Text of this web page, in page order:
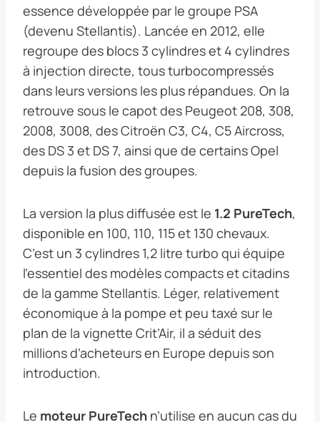
essence développée par le groupe PSA
(devenu Stellantis). Lancée en 2012, elle
regroupe des blocs 3 cylindres et 4 cylindres
à injection directe, tous turbocompressés
dans leurs versions les plus répandues. On la
retrouve sous le capot des Peugeot 208, 308,
2008, 3008, des Citroën C3, C4, C5 Aircross,
des DS 3 et DS 7, ainsi que de certains Opel
depuis la fusion des groupes.
La version la plus diffusée est le 1.2 PureTech,
disponible en 100, 110, 115 et 130 chevaux.
C’est un 3 cylindres 1,2 litre turbo qui équipe
l’essentiel des modèles compacts et citadins
de la gamme Stellantis. Léger, relativement
économique à la pompe et peu taxé sur le
plan de la vignette Crit’Air, il a séduit des
millions d’acheteurs en Europe depuis son
introduction.
Le moteur PureTech n’utilise en aucun cas du